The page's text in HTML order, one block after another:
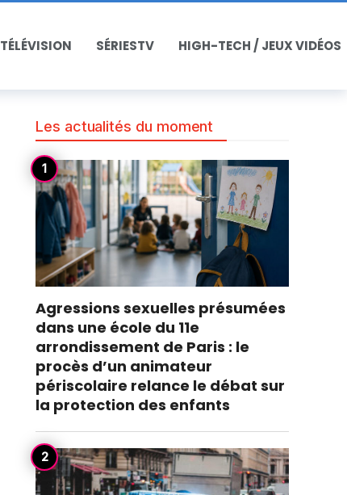
TÉLÉVISION SÉRIESTV HIGH-TECH / JEUX VIDÉOS
Les actualités du moment
Agressions sexuelles présumées
dans une école du 11e
arrondissement de Paris : le
procès d’un animateur
périscolaire relance le débat sur
la protection des enfants